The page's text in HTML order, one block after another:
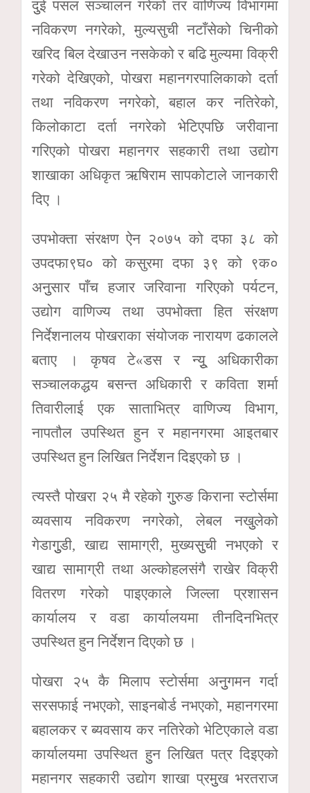
दुुई पसल सञ्चालन गरेको तर वाणिज्य विभागमा
नविकरण नगरेको, मुल्यसुची नटाँसेको चिनीको
खरिद बिल देखाउन नसकेको र बढि मुल्यमा विक्री
गरेको देखिएको, पोखरा महानगरपालिकाको दर्ता
तथा नविकरण नगरेको, बहाल कर नतिरेको,
किलोकाटा दर्ता नगरेको भेटिएपछि जरीवाना
गरिएको पोखरा महानगर सहकारी तथा उद्योग
शाखाका अधिकृत ऋषिराम सापकोटाले जानकारी
दिए ।
उपभोक्ता संरक्षण ऐन २०७५ को दफा ३८ को
उपदफा९घ० को कसुरमा दफा ३९ को ९क०
अनुुसार पाँच हजार जरिवाना गरिएको पर्यटन,
उद्योग वाणिज्य तथा उपभोक्ता हित संरक्षण
निर्देशनालय पोखराका संयोजक नारायण ढकालले
बताए । कृषव टे«डस र न्यूु अधिकारीका
सञ्चालकद्धय बसन्त अधिकारी र कविता शर्मा
तिवारीलाई एक साताभित्र वाणिज्य विभाग,
नापतौल उपस्थित हुन र महानगरमा आइतबार
उपस्थित हुन लिखित निर्देशन दिइएको छ ।
त्यस्तै पोखरा २५ मै रहेको गुुरुङ किराना स्टोर्समा
व्यवसाय नविकरण नगरेको, लेबल नखुुलेको
गेडागुुुडी, खाद्य सामाग्री, मुख्यसुुची नभएको र
खाद्य सामाग्री तथा अल्कोहलसंगै राखेर विक्री
वितरण गरेको पाइएकाले जिल्ला प्रशासन
कार्यालय र वडा कार्यालयमा तीनदिनभित्र
उपस्थित हुन निर्देशन दिएको छ ।
पोखरा २५ कै मिलाप स्टोर्समा अनुुगमन गर्दा
सरसफाई नभएको, साइनबोर्ड नभएको, महानगरमा
बहालकर र ब्यवसाय कर नतिरेको भेटिएकाले वडा
कार्यालयमा उपस्थित हुुन लिखित पत्र दिइएको
महानगर सहकारी उद्योग शाखा प्रमुुख भरतराज